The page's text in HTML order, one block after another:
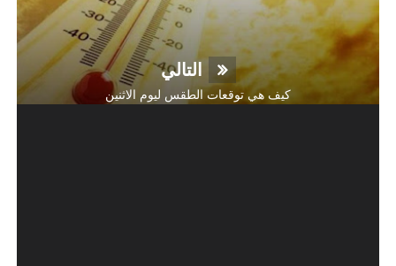
التالي
كيف هي توقعات الطقس ليوم الاثنين